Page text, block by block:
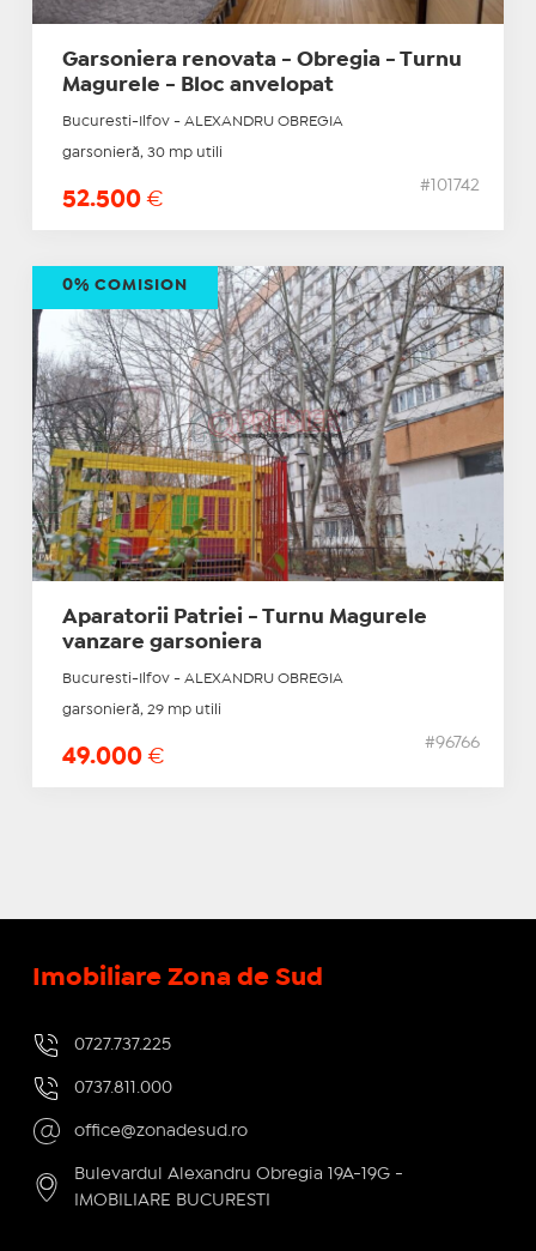
Garsoniera renovata - Obregia - Turnu
Magurele - Bloc anvelopat
Bucuresti-Ilfov - ALEXANDRU OBREGIA
garsonieră, 30 mp utili
52.500 €
#101742
Aparatorii Patriei - Turnu Magurele
vanzare garsoniera
Bucuresti-Ilfov - ALEXANDRU OBREGIA
garsonieră, 29 mp utili
49.000 €
#96766
0% COMISION
Imobiliare Zona de Sud
0727.737.225
0737.811.000
office@zonadesud.ro
Bulevardul Alexandru Obregia 19A-19G -
IMOBILIARE BUCURESTI